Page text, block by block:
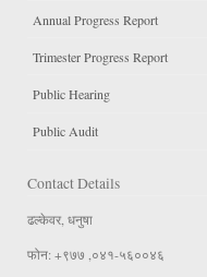
Annual Progress Report
Trimester Progress Report
Public Hearing
Public Audit
Contact Details
ढल्केवर, धनुषा
फोन: +९७७ ,०४१-५६००४६